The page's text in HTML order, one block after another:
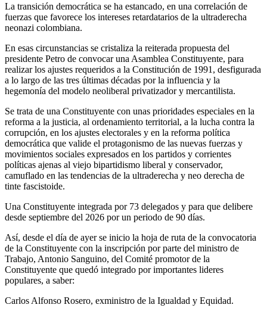
La transición democrática se ha estancado, en una correlación de
fuerzas que favorece los intereses retardatarios de la ultraderecha
neonazi colombiana.
En esas circunstancias se cristaliza la reiterada propuesta del
presidente Petro de convocar una Asamblea Constituyente, para
realizar los ajustes requeridos a la Constitución de 1991, desfigurada
a lo largo de las tres últimas décadas por la influencia y la
hegemonía del modelo neoliberal privatizador y mercantilista.
Se trata de una Constituyente con unas prioridades especiales en la
reforma a la justicia, al ordenamiento territorial, a la lucha contra la
corrupción, en los ajustes electorales y en la reforma política
democrática que valide el protagonismo de las nuevas fuerzas y
movimientos sociales expresados en los partidos y corrientes
políticas ajenas al viejo bipartidismo liberal y conservador,
camuflado en las tendencias de la ultraderecha y neo derecha de
tinte fascistoide.
Una Constituyente integrada por 73 delegados y para que delibere
desde septiembre del 2026 por un periodo de 90 días.
Así, desde el día de ayer se inicio la hoja de ruta de la convocatoria
de la Constituyente con la inscripción por parte del ministro de
Trabajo, Antonio Sanguino, del Comité promotor de la
Constituyente que quedó integrado por importantes lideres
populares, a saber:
Carlos Alfonso Rosero, exministro de la Igualdad y Equidad.